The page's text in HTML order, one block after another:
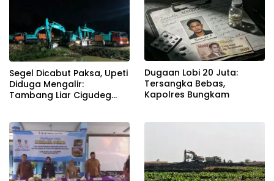
Segel Dicabut Paksa, Upeti
Diduga Mengalir:
Tambang Liar Cigudeg
Dugaan Lobi 20 Juta:
Tersangka Bebas,
Kapolres Bungkam